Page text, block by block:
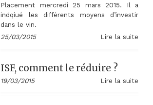
Placement mercredi 25 mars 2015. Il a
indqiué les différents moyens d’investir
dans le vin.
25/03/2015
Lire la suite
ISF, comment le réduire ?
19/03/2015 Lire la suite